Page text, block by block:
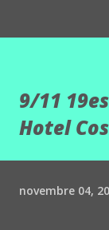
9/11
Hotel
novembre 04,